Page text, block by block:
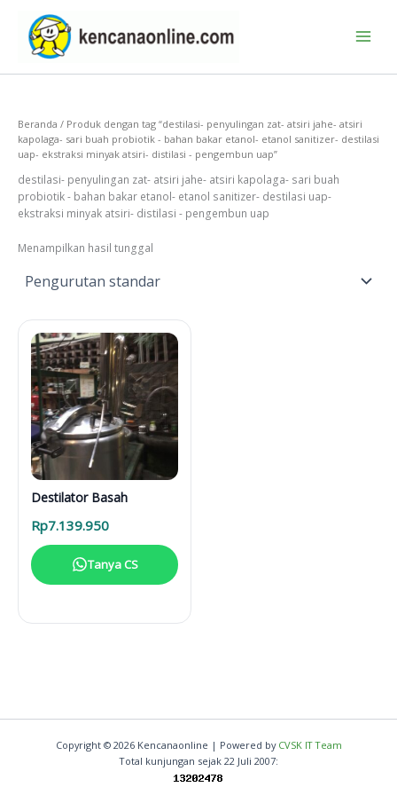
konten
Beranda / Produk dengan tag “destilasi- penyulingan zat- atsiri jahe- atsiri
kapolaga- sari buah probiotik - bahan bakar etanol- etanol sanitizer- destilasi
uap- ekstraksi minyak atsiri- distilasi - pengembun uap”
destilasi- penyulingan zat- atsiri jahe- atsiri kapolaga- sari buah
probiotik - bahan bakar etanol- etanol sanitizer- destilasi uap-
ekstraksi minyak atsiri- distilasi - pengembun uap
Menampilkan hasil tunggal
Destilator Basah
Rp7.139.950
Tanya CS
Copyright © 2026 Kencanaonline | Powered by CVSK IT Team
Total kunjungan sejak 22 Juli 2007: